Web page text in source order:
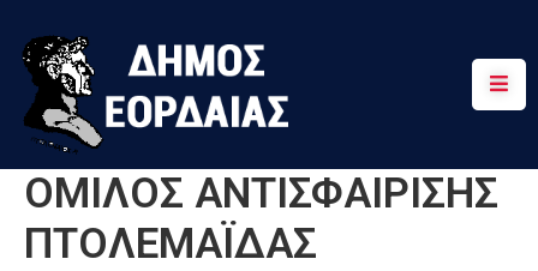
Αρχική
Πτολεμαΐδα
Κοινότητες
ΟΜΙΛΟΣ ΑΝΤΙΣΦΑΙΡΙΣΗΣ
ΠΤΟΛΕΜΑΪΔΑΣ